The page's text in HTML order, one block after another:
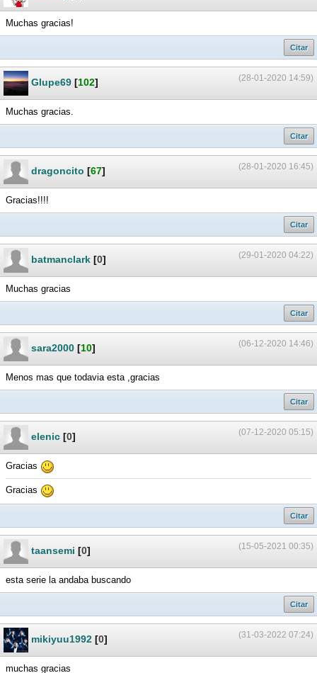
Muchas gracias!
Citar
(28-01-2020 14:59)
Glupe69 [102]
Muchas gracias.
Citar
(28-01-2020 16:45)
dragoncito [67]
Gracias!!!!
Citar
(29-01-2020 04:22)
batmanclark [0]
Muchas gracias
Citar
(06-12-2020 14:46)
sara2000 [10]
Menos mas que todavia esta ,gracias
Citar
(07-12-2020 05:15)
elenic [0]
Gracias
Gracias
Citar
(15-05-2021 00:35)
taansemi [0]
esta serie la andaba buscando
Citar
(31-03-2022 07:24)
mikiyuu1992 [0]
muchas gracias